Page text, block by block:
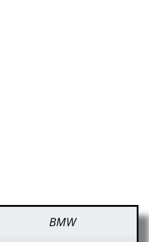
BMW